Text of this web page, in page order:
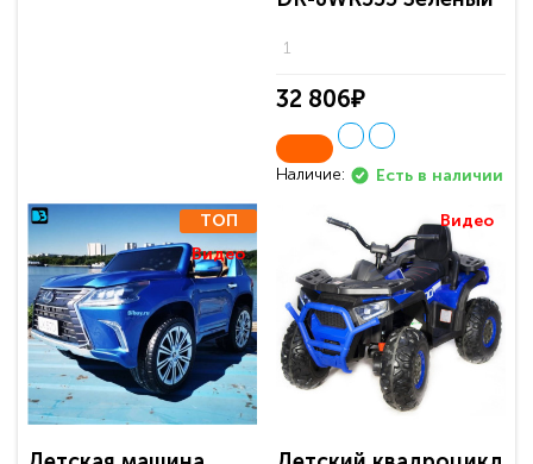
1
32 806₽
Наличие: Есть в наличии
ТОП
Видео
Видео